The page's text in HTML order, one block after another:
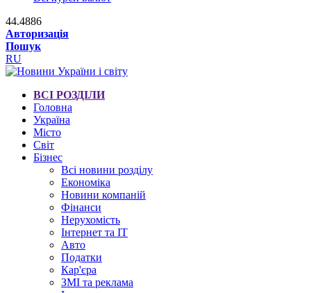
44.4886
Авторизація
Пошук
RU
ВСІ РОЗДІЛИ
Головна
Україна
Місто
Світ
Бізнес
Всі новини розділу
Економіка
Новини компаній
Фінанси
Нерухомість
Інтернет та IT
Авто
Податки
Кар'єра
ЗМІ та реклама